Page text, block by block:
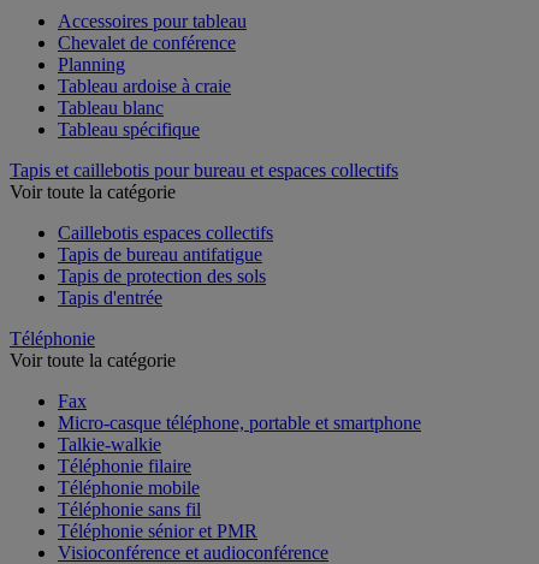
Accessoires pour tableau
Chevalet de conférence
Planning
Tableau ardoise à craie
Tableau blanc
Tableau spécifique
Tapis et caillebotis pour bureau et espaces collectifs
Voir toute la catégorie
Caillebotis espaces collectifs
Tapis de bureau antifatigue
Tapis de protection des sols
Tapis d'entrée
Téléphonie
Voir toute la catégorie
Fax
Micro-casque téléphone, portable et smartphone
Talkie-walkie
Téléphonie filaire
Téléphonie mobile
Téléphonie sans fil
Téléphonie sénior et PMR
Visioconférence et audioconférence